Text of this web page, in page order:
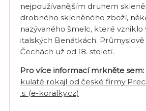
nejpoužívanějším druhem
drobného skleněného zboží,
nazývaného šmelc, které vzniklo
italských Benátkách. Průmyslově
Čechách už od 18. století.
Pro více informací mrkněte sem:
kulaté rokajl od české firmy
.s. (e-koralky.cz)